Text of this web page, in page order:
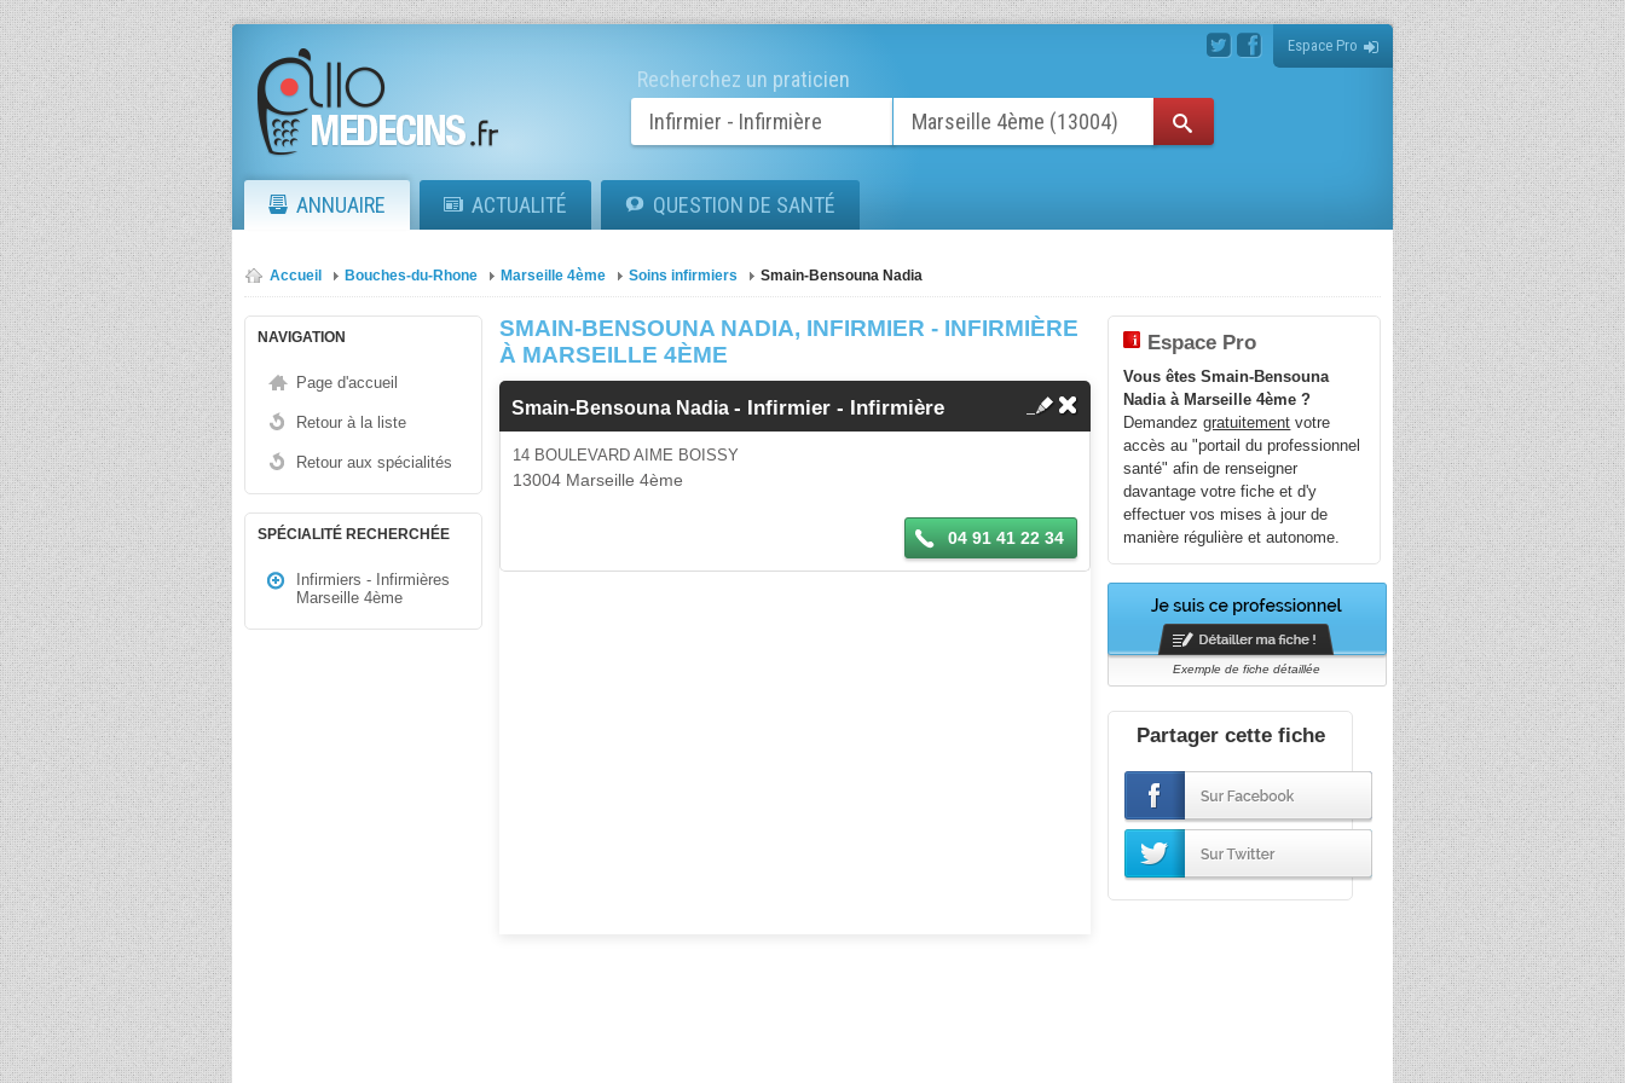
Espace Pro
Recherchez un praticien
ANNUAIRE ACTUALITÉ QUESTION DE SANTÉ
Accueil Bouches-du-Rhone Marseille 4ème Soins infirmiers Smain-Bensouna Nadia
NAVIGATION
Page d'accueil
Retour à la liste
Retour aux spécialités
SPÉCIALITÉ RECHERCHÉE
Infirmiers - Infirmières
Marseille 4ème
SMAIN-BENSOUNA NADIA, INFIRMIER - INFIRMIÈRE
À MARSEILLE 4ÈME
Smain-Bensouna Nadia- Infirmier - Infirmière
14 BOULEVARD AIME BOISSY
13004 Marseille 4ème
04 91 41 22 34
Espace Pro
Vous êtes Smain-Bensouna
Nadia à Marseille 4ème ?
Demandezgratuitement votre
accès au "portail du professionnel
santé" afin de renseigner
davantage votre fiche et d'y
effectuer vos mises à jour de
manière régulière et autonome.
Exemple de fiche détaillée
Partager cette fiche